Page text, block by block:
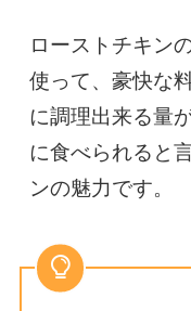
ローストチキン
使って、豪快な
に調理出来る量
に食べられると
ンの魅力です。